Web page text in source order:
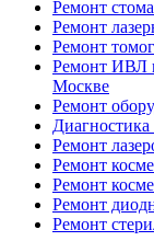
Ремонт
Ремонт
Ремонт
Ремонт ИВЛ
Москве
Ремонт
Ремонт
Ремонт
Ремонт
Ремонт
Ремонт